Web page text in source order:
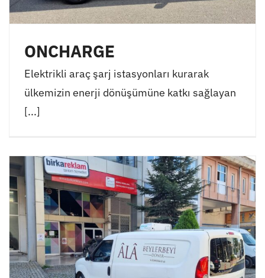
ONCHARGE
Elektrikli araç şarj istasyonları kurarak
ülkemizin enerji dönüşümüne katkı sağlayan
[...]